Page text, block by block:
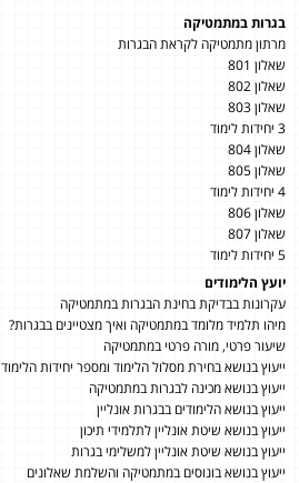
בגרות במתמטיקה
מרתון מתמטיקה לקראת הבגרות
שאלון 801
שאלון 802
שאלון 803
3 יחידות לימוד
שאלון 804
שאלון 805
4 יחידות לימוד
שאלון 806
שאלון 807
5 יחידות לימוד
יועץ הלימודים
עקרונות בבדיקת בחינת הבגרות במתמטיקה
מיהו תלמיד מלומד במתמטיקה ואיך מצטיינים בבגרות?
שיעור פרטי, מורה פרטי במתמטיקה
ייעוץ בנושא בחירת מסלול הלימוד ומספר יחידות הלימוד
ייעוץ בנושא מכינה לבגרות במתמטיקה
ייעוץ בנושא הלימודים בבגרות אונליין
ייעוץ בנושא שיטת אונליין לתלמידי תיכון
ייעוץ בנושא שיטת אונליין למשלימי בגרות
ייעוץ בנושא בונוסים במתמטיקה והשלמת שאלונים